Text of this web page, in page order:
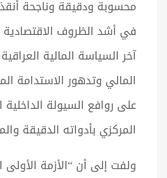
محسوبة ودقيقة وناجحة
في أشد الظروف
آخر السياسة المالية
المالي وتدهور الاستدامة
على روافع السيولة الداخلية
المركزي بأدواته الدقيقة
ولفت إلى أن “الأزمة الأولى